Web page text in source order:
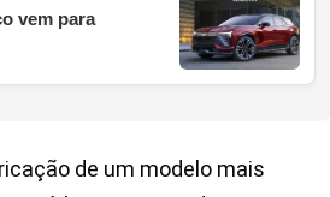
vem para
de um modelo mais